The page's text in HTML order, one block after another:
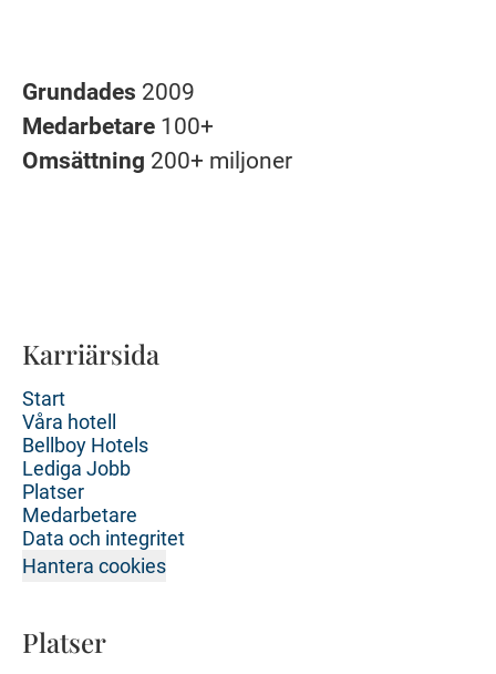
Grundades 2009
Medarbetare 100+
Omsättning 200+ miljoner
Karriärsida
Start
Våra hotell
Bellboy Hotels
Lediga Jobb
Platser
Medarbetare
Data och integritet
Hantera cookies
Platser